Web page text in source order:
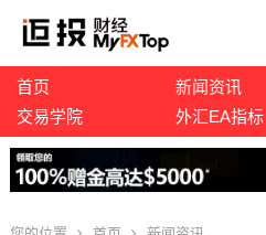
首页 新闻资讯
交易学院
外汇EA指标